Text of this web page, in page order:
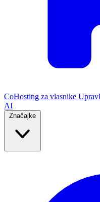
CoHosting za vlasnike
AI